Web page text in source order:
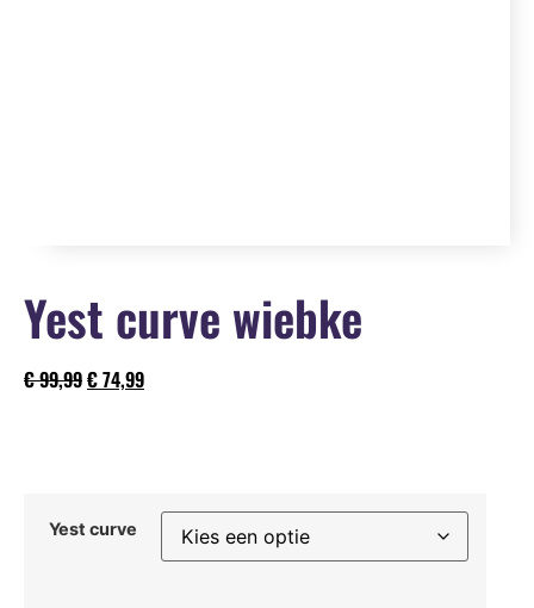
Yest curve wiebke
€99,99€74,99
Yest curve